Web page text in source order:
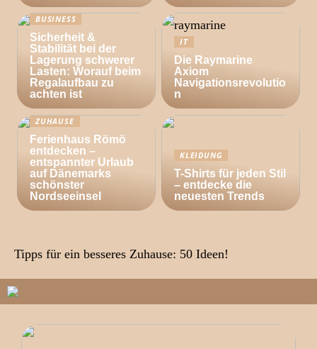
BUSINESS
Sicherheit &
Stabilität bei der
Lagerung schwerer
Lasten: Worauf beim
Regalaufbau zu
achten ist
IT
Die Raymarine
Axiom
Navigationsrevolutio
n
ZUHAUSE
Ferienhaus Römö
entdecken –
entspannter Urlaub
auf Dänemarks
schönster
Nordseeinsel
KLEIDUNG
T-Shirts für jeden Stil
– entdecke die
neuesten Trends
Tipps für ein besseres Zuhause: 50 Ideen!